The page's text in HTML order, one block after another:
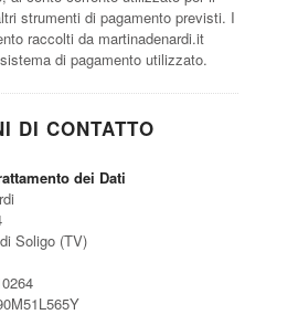
strumenti di pagamento previsti. I
raccolti da martinadenardi.it
di pagamento utilizzato.
DI CONTATTO
dei Dati
Soligo (TV)